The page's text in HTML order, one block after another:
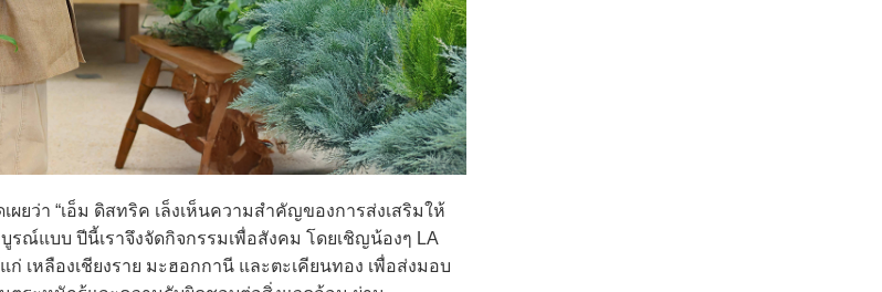
ผยว่า “เอ็ม ดิสทริค เล็งเห็นความสำคัญของการส่งเสริมให้
ณ์แบบ ปีนี้เราจึงจัดกิจกรรมเพื่อสังคม โดยเชิญน้องๆ LA
เหลืองเชียงราย มะฮอกกานี และตะเคียนทอง เพื่อส่งมอบ